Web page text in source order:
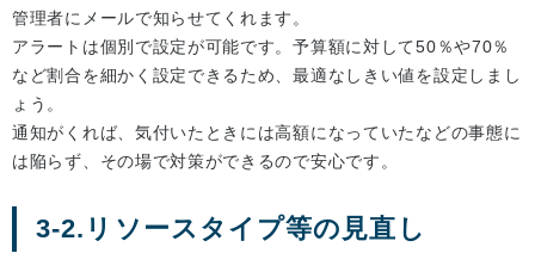
管理者にメールで知らせてくれます。
アラートは個別で設定が可能です。予算額に対して50％や70％
など割合を細かく設定できるため、最適なしきい値を設定しまし
ょう。
通知がくれば、気付いたときには高額になっていたなどの事態に
は陥らず、その場で対策ができるので安心です。
3-2.リソースタイプ等の見直し